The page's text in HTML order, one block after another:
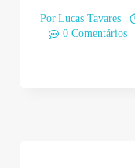
Por Lucas Tavares
0 Comentários